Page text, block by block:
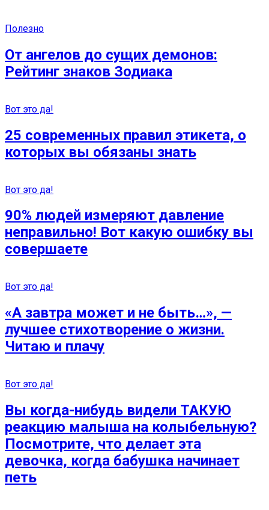
Полезно
От ангелов до сущих демонов:
Рейтинг знаков Зодиака
Вот это да!
25 современных правил этикета, о
которых вы обязаны знать
Вот это да!
90% людей измеряют давление
неправильно! Вот какую ошибку вы
совершаете
Вот это да!
«А завтра может и не быть…», —
лучшее стихотворение о жизни.
Читаю и плачу
Вот это да!
Вы когда-нибудь видели ТАКУЮ
реакцию малыша на колыбельную?
Посмотрите, что делает эта
девочка, когда бабушка начинает
петь